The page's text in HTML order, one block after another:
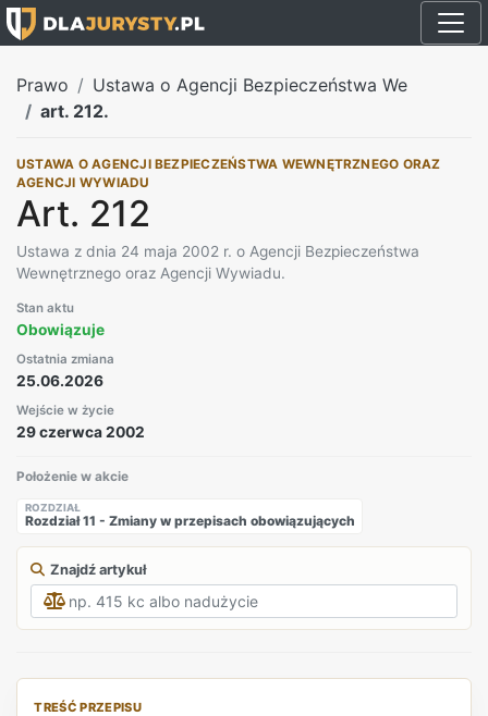
Prawo
Ustawa o Agencji Bezpieczeństwa We
art. 212.
USTAWA O AGENCJI BEZPIECZEŃSTWA WEWNĘTRZNEGO ORAZ
AGENCJI WYWIADU
Art. 212
Ustawa z dnia 24 maja 2002 r. o Agencji Bezpieczeństwa
Wewnętrznego oraz Agencji Wywiadu.
Stan aktu
Obowiązuje
Ostatnia zmiana
25.06.2026
Wejście w życie
29 czerwca 2002
Położenie w akcie
ROZDZIAŁ
Rozdział 11 - Zmiany w przepisach obowiązujących
Znajdź artykuł
TREŚĆ PRZEPISU